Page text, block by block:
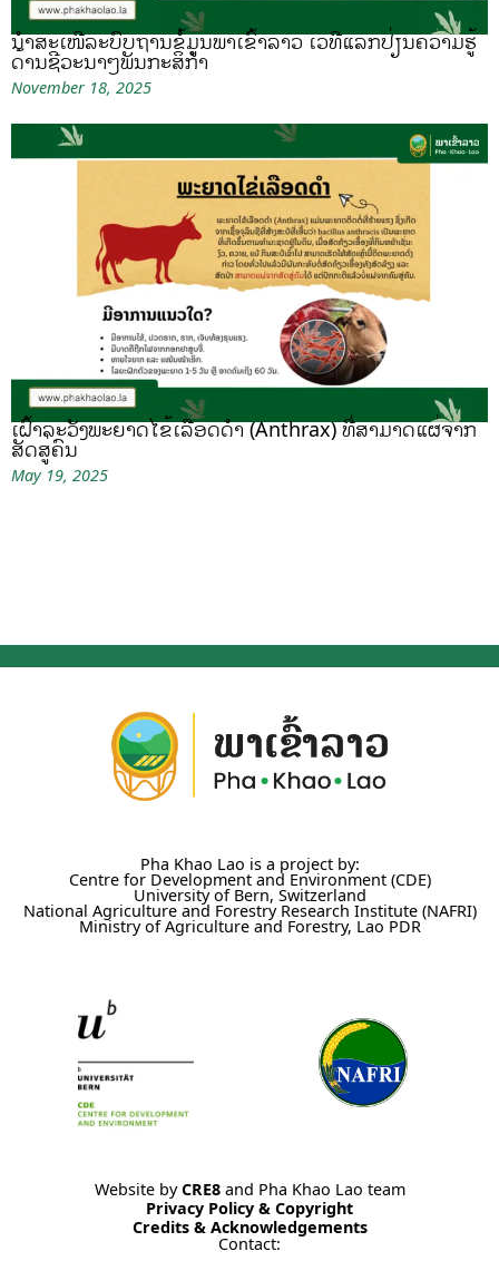
ນຳສະເໜີລະບົບຖານຂໍ້ມູນພາເຂົ້າລາວ ເວທີແລກປ່ຽນຄວາມຮູ້
ດ້ານຊີວະນາໆພັນກະສິກຳ
November 18, 2025
ເຝົ້າລະວັງພະຍາດໄຂ້ເລືອດດຳ (Anthrax) ທີ່ສາມາດແຜ່ຈາກ
ສັດສູ່ຄົນ
May 19, 2025
Pha Khao Lao is a project by:
Centre for Development and Environment (CDE)
University of Bern, Switzerland
National Agriculture and Forestry Research Institute (NAFRI)
Ministry of Agriculture and Forestry, Lao PDR
Website byCRE8and Pha Khao Lao team
Privacy Policy & Copyright
Credits & Acknowledgements
Contact: